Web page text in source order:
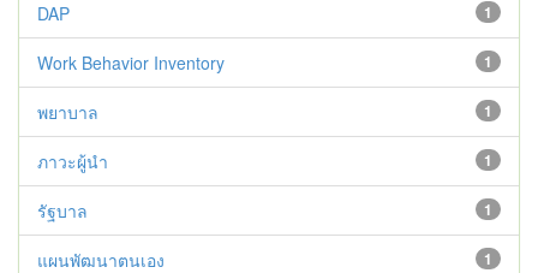
1
DAP
1
Work Behavior Inventory
1
พยาบาล
1
ภาวะผู้นำ
1
รัฐบาล
1
แผนพัฒนาตนเอง